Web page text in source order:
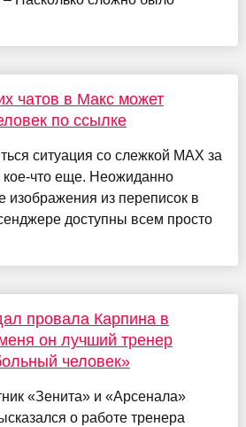
чатов в Макс может
по ссылке
ситуация со слежкой MAX за
кое-что еще. Неожиданно
изображения из переписок в
доступны всем просто
провала Карпина в
он лучший тренер
человек»
«Зенита» и «Арсенала»
о работе тренера